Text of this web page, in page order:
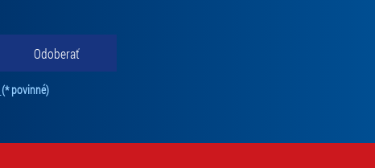
Odoberať
(* povinné)Tento súhlas je povinný na odber newslettra. Bez súhlasu nie je možné vás